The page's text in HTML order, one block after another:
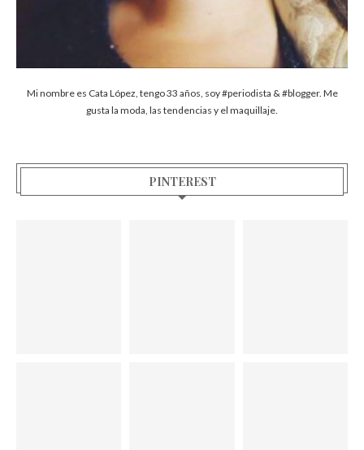
Mi nombre es Cata López, tengo 33 años, soy #periodista & #blogger. Me
gusta la moda, las tendencias y el maquillaje.
PINTEREST